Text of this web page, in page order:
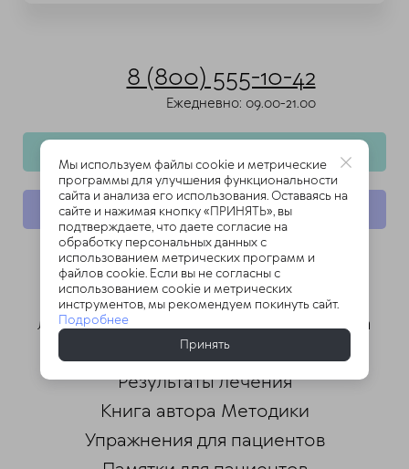
8 (800) 555-10-42
Ежедневно: 09.00-21.00
Все заболевания
Лечение позвоночника
Лечение суставов Лечение сколиоза
Все услуги
О методике
Наши видео
Результаты лечения
Книга автора Методики
Упражнения для пациентов
Мы используем файлы cookie и метрические
программы для улучшения функциональности
сайта и анализа его использования. Оставаясь на
сайте и нажимая кнопку «ПРИНЯТЬ», вы
подтверждаете, что даете согласие на
обработку персональных данных с
использованием метрических программ и
файлов cookie. Если вы не согласны с
использованием cookie и метрических
инструментов, мы рекомендуем покинуть сайт.
Подробнее
Принять